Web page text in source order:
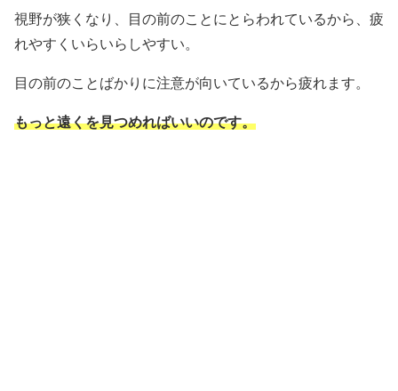
視野が狭くなり、目の前のことにとらわれているから、疲
れやすくいらいらしやすい。
目の前のことばかりに注意が向いているから疲れます。
もっと遠くを見つめればいいのです。